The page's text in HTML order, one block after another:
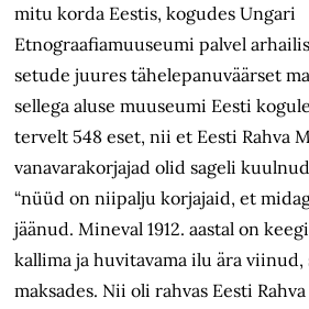
mitu korda Eestis, kogudes Ungari
Etnograafiamuuseumi palvel
setude juures tähelepanuväärset
sellega aluse muuseumi Eesti
tervelt 548 eset, nii et Eesti Rahva
vanavarakorjajad olid sageli
“nüüd on niipalju korjajaid, et
jäänud. Mineval 1912. aastal on
kallima ja huvitavama ilu ära
maksades. Nii oli rahvas Eesti